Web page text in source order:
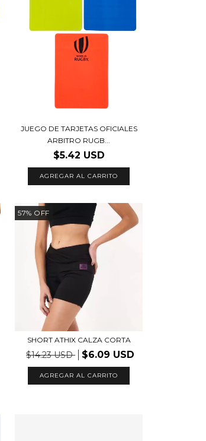
JUEGO DE TARJETAS OFICIALES
ARBITRO RUGB...
$5.42 USD
AGREGAR AL CARRITO
57% OFF
SHORT ATHIX CALZA CORTA
$14.23 USD $6.09 USD
AGREGAR AL CARRITO